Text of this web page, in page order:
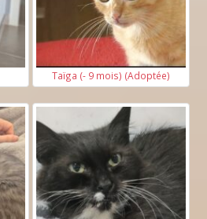
Taïga (- 9 mois) (Adoptée)